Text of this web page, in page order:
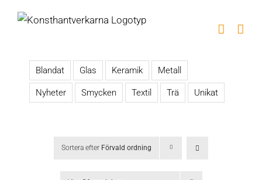
Blandat Glas Keramik Metall
Nyheter Smycken Textil Trä Unikat
Sortera efter Förvald ordning